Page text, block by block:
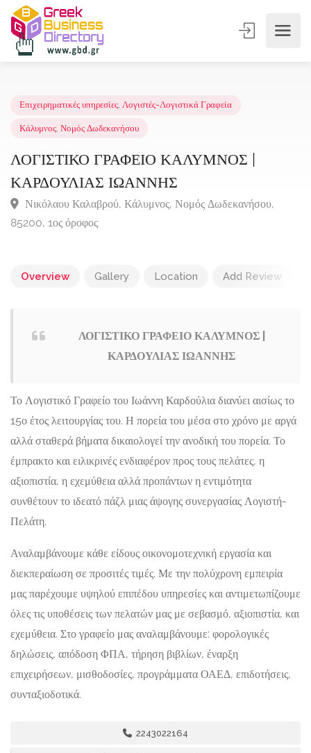
ΛΟΓΙΣΤΙΚΟ ΓΡΑΦΕΙΟ ΚΑΛΥΜΝΟΣ |
ΚΑΡΔΟΥΛΙΑΣ ΙΩΑΝΝΗΣ
Νικόλαου Καλαβρού, Κάλυμνος, Νομός Δωδεκανήσου,
Overview Gallery Location Add Review
ΛΟΓΙΣΤΙΚΟ ΓΡΑΦΕΙΟ ΚΑΛΥΜΝΟΣ |
ΚΑΡΔΟΥΛΙΑΣ ΙΩΑΝΝΗΣ
Το Λογιστικό Γραφείο του Ιωάννη Καρδούλια διανύει αισίως το
15ο έτος λειτουργίας του. Η πορεία του μέσα στο χρόνο με αργά
αλλά σταθερά βήματα δικαιολογεί την ανοδική του πορεία. Το
έμπρακτο και ειλικρινές ενδιαφέρον προς τους πελάτες, η
αξιοπιστία, η εχεμύθεια αλλά προπάντων η εντιμότητα
συνθέτουν το ιδεατό πάζλ μιας άψογης συνεργασίας Λογιστή-
Πελάτη.
Αναλαμβάνουμε κάθε είδους οικονομοτεχνική εργασία και
διεκπεραίωση σε προσιτές τιμές. Με την πολύχρονη εμπειρία
μας παρέχουμε υψηλού επιπέδου υπηρεσίες και αντιμετωπίζουμε
όλες τις υποθέσεις των πελατών μας με σεβασμό, αξιοπιστία, και
εχεμύθεια. Στο γραφείο μας αναλαμβάνουμε: φορολογικές
δηλώσεις, απόδοση ΦΠΑ, τήρηση βιβλίων, έναρξη
επιχειρήσεων, μισθοδοσίες, προγράμματα ΟΑΕΔ, επιδοτήσεις,
συνταξιοδοτικά.
2243022164